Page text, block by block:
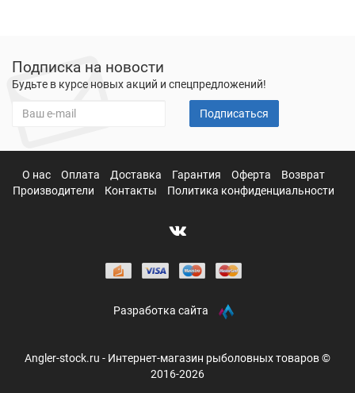
Подписка на новости
Будьте в курсе новых акций и спецпредложений!
Подписаться
О нас Оплата Доставка Гарантия Оферта
Возврат
Производители
Контакты Политика конфиденциальности
Разработка сайта
Angler-stock.ru - Интернет-магазин рыболовных товаров ©
2016-2026